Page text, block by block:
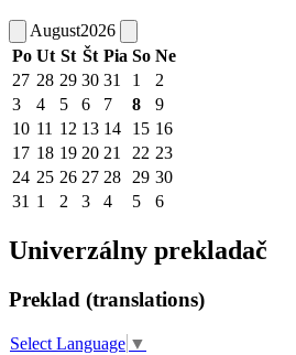
August2026
Po Ut St Št Pia So Ne
27 28 29 30 31 1
2
3
4 5 6 7 8
9
10 11 12 13 14 15 16
17 18 19 20 21 22 23
24 25 26 27 28 29 30
31 1 2 3 4 5 6
Univerzálny prekladač
Preklad (translations)
Select Language ▼